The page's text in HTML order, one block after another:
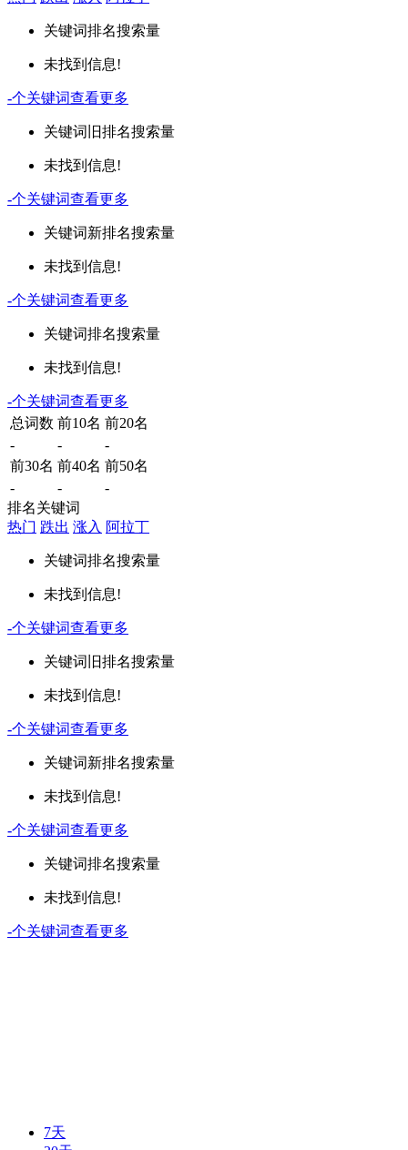
关键词排名搜索量
未找到信息!
-个关键词查看更多
关键词 旧排名搜索量
未找到信息!
-个关键词查看更多
关键词新排名搜索量
未找到信息!
-个关键词查看更多
关键词排名搜索量
未找到信息!
-个关键词查看更多
总词数 前10名 前20名
-
-
-
前30名 前40名 前50名
-
-
-
排名关键词
热门 跌出 涨入 阿拉丁
关键词排名搜索量
未找到信息!
-个关键词查看更多
关键词 旧排名搜索量
未找到信息!
-个关键词查看更多
关键词新排名搜索量
未找到信息!
-个关键词查看更多
关键词排名搜索量
未找到信息!
-个关键词查看更多
7天